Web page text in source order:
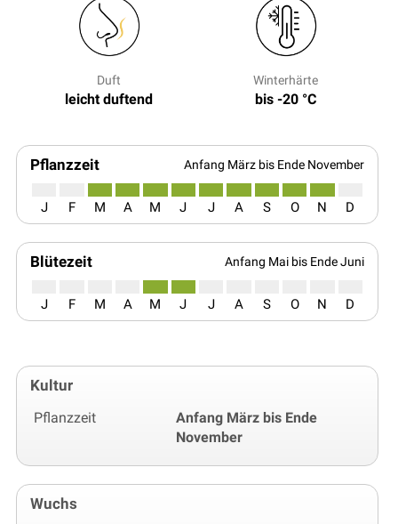
Duft
leicht duftend
Winterhärte
bis -20 °C
Pflanzzeit Anfang März bis Ende November
J F M A M J J A S O N D
Blütezeit Anfang Mai bis Ende Juni
J F M A M J J A S O N D
Kultur
Pflanzzeit
Anfang März bis Ende
November
Wuchs